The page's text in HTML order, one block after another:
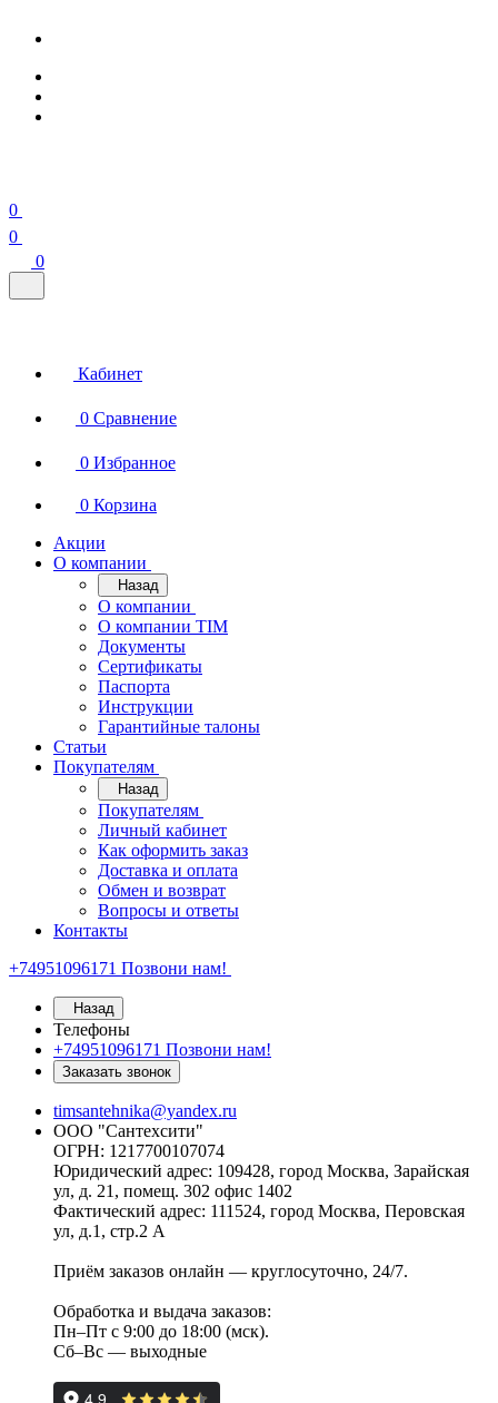
0
0
0
Кабинет
0 Сравнение
0 Избранное
0 Корзина
Акции
О компании
Назад
О компании
О компании TIM
Документы
Сертификаты
Паспорта
Инструкции
Гарантийные талоны
Статьи
Покупателям
Назад
Покупателям
Личный кабинет
Как оформить заказ
Доставка и оплата
Обмен и возврат
Вопросы и ответы
Контакты
+74951096171 Позвони нам!
Назад
Телефоны
+74951096171 Позвони нам!
Заказать звонок
timsantehnika@yandex.ru
ООО "Сантехсити"
ОГРН: 1217700107074
Юридический адрес: 109428, город Москва, Зарайская
ул, д. 21, помещ. 302 офис 1402
Фактический адрес: 111524, город Москва, Перовская
ул, д.1, стр.2 А
Приём заказов онлайн — круглосуточно, 24/7.
Обработка и выдача заказов:
Пн–Пт с 9:00 до 18:00 (мск).
Сб–Вс — выходные